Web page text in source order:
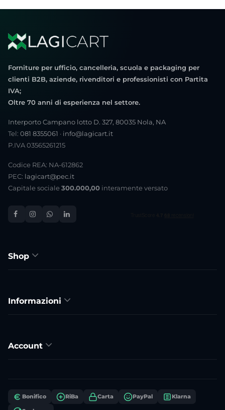
Forniture per ufficio, cancelleria, scuola e packaging per
clienti B2B, aziende, rivenditori e professionisti con Partita
IVA;
Oltre 70 anni di esperienza nel settore.
Interporto Campano lotto D. 327, 80035 Nola, NA
Tel: 081 8355061 · info@lagicart.it
P.IVA 03565261215
Codice REA: NA-612862
PEC: lagicart@pec.it
Capitale sociale 300.000,00 interamente versato
Shop
Informazioni
Account
Bonifico RiBa Carta PayPal Klarna